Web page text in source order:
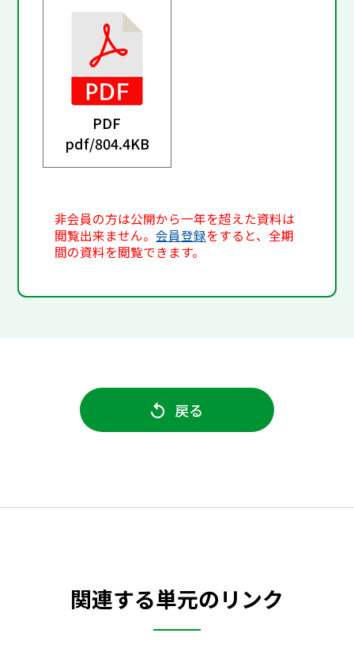
PDF
pdf/804.4KB
非会員の方は公開から一年を超えた資料は
閲覧出来ません。会員登録をすると、全期
間の資料を閲覧できます。
戻る
関連する単元のリンク